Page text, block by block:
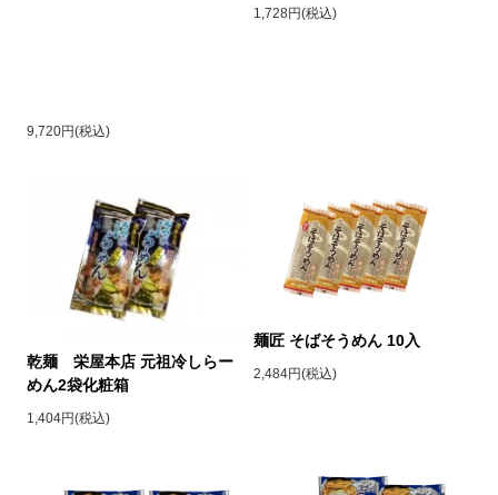
9,720円(税込)
1,728円(税込)
乾麺 栄屋本店 元祖冷しらー
めん2袋化粧箱
1,404円(税込)
麺匠 そばそうめん 10入
2,484円(税込)